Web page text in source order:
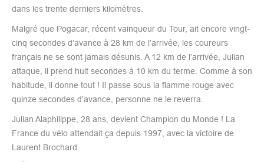
dans les trente derniers kilomètres.
Malgré que Pogacar, récent vainqueur du Tour, ait encore vingt-
cinq secondes d’avance à 28 km de l’arrivée, les coureurs
français ne se sont jamais désunis. A 12 km de l’arrivée, Julian
attaque, il prend huit secondes à 10 km du terme. Comme à son
habitude, il donne tout ! Il passe sous la flamme rouge avec
quinze secondes d’avance, personne ne le reverra.
Julian Alaphilippe, 28 ans, devient Champion du Monde ! La
France du vélo attendait ça depuis 1997, avec la victoire de
Laurent Brochard.